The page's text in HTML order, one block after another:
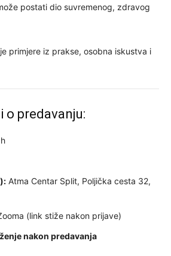
postati dio suvremenog, zdravog
primjere iz prakse, osobna iskustva i
o predavanju:
Atma Centar Split, Poljička cesta 32,
(link stiže nakon prijave)
nakon predavanja